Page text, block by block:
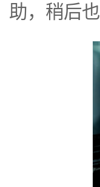
助，稍后